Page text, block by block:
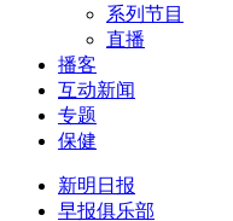
系列节目
直播
播客
互动新闻
专题
保健
新明日报
早报俱乐部